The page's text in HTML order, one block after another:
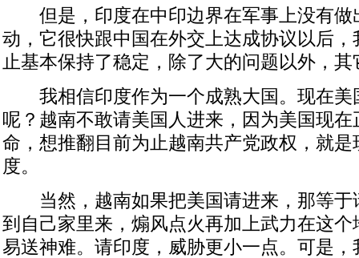
但是，印度在中印边界在军事上没有做
动，它很快跟中国在外交上达成协议以后
止基本保持了稳定，除了大的问题以外，
我相信印度作为一个成熟大国。现在美
呢？越南不敢请美国人进来，因为美国现
命，想推翻目前为止越南共产党政权，就
度。
当然，越南如果把美国请进来，那等于
到自己家里来，煽风点火再加上武力在这
易送神难。请印度，威胁更小一点。可是